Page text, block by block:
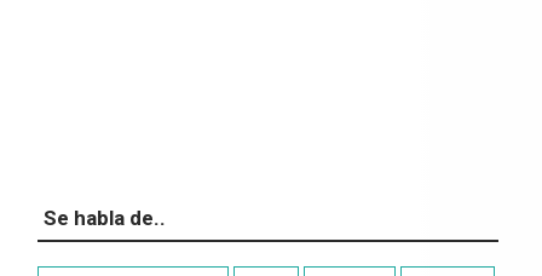
Se habla de..